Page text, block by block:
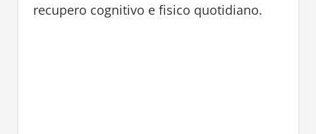
recupero cognitivo e fisico quotidiano.